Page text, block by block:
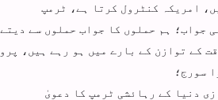
امریکہ کنٹرول کرتا ہے، ٹرمپ
جواب؛ ہم حملوں کا جواب حملوں سے
کے توازن کے بارے میں ہو رہے ہیں،
سورج؛
دنیا کے رہائشی ٹرمپ کا دعویٰ